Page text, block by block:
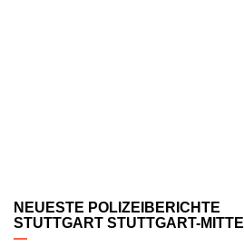
NEUESTE POLIZEIBERICHTE
STUTTGART STUTTGART-MITTE